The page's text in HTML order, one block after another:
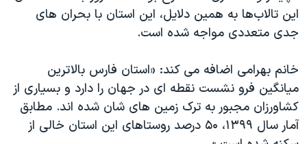
این تالاب‌ها به همین دلایل، این استان با بحران های
جدی متعددی مواجه شده است.
خانم بهرامی اضافه می کند: «استان فارس بالاترین
میانگین فرو نشست نقطه ای در جهان را دارد و بسیاری از
کشاورزان مجبور به ترک زمین های شان شده اند. مطابق
آمار سال ۱۳۹۹، ۵۰ درصد روستاهای این استان خالی از